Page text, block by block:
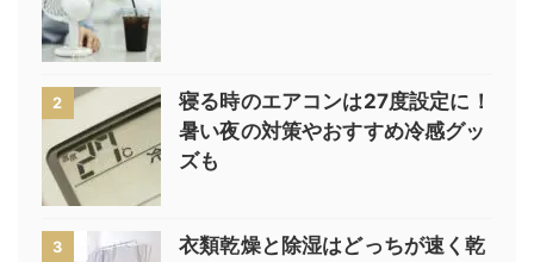
2
寝る時のエアコンは27度設定に！
暑い夜の対策やおすすめ冷感グッ
ズも
3
衣類乾燥と除湿はどっちが速く乾